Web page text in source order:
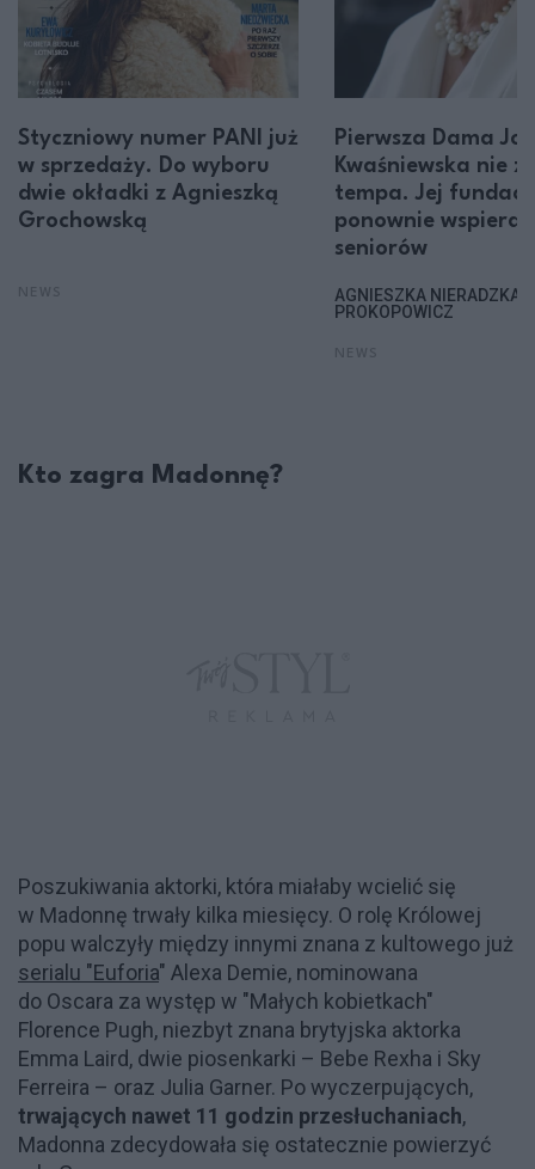
Styczniowy numer PANI już
w sprzedaży. Do wyboru
dwie okładki z Agnieszką
Grochowską
Pierwsza Dama
Kwaśniewska nie
tempa. Jej
ponownie wspiera
seniorów
AGNIESZKA NIERADZKA-
PROKOPOWICZ
Kto zagra Madonnę?
Poszukiwania aktorki, która miałaby wcielić się
w Madonnę trwały kilka miesięcy. O rolę Królowej
popu walczyły między innymi znana z kultowego już
serialu "Euforia" Alexa Demie, nominowana
do Oscara za występ w "Małych kobietkach"
Florence Pugh, niezbyt znana brytyjska aktorka
Emma Laird, dwie piosenkarki – Bebe Rexha i Sky
Ferreira – oraz Julia Garner. Po wyczerpujących,
trwających nawet 11 godzin przesłuchaniach,
Madonna zdecydowała się ostatecznie powierzyć